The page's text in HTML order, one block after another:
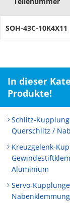
SOH-43C-10K4X11
In dieser
Produkte!
Schlitz-
Querschlitz /
Kreuzgelenk-
Aluminium
Servo-